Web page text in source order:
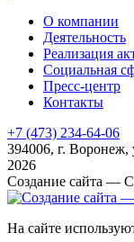
О компании
Деятельность
Реализация
Социальная
Пресс-центр
Контакты
+7 (473) 234-64-06
394006, г.
2026
Создание сайта —
На сайте